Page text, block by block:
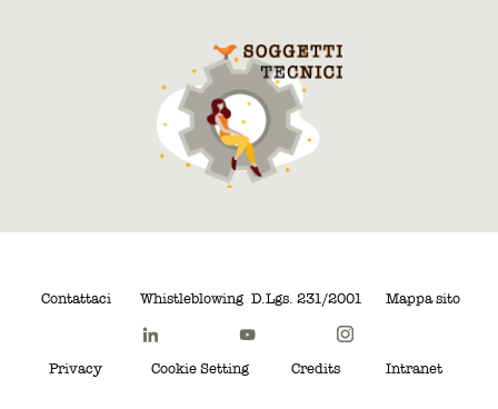
Contattaci Whistleblowing D.Lgs. 231/2001 Mappa sito
Privacy Cookie Setting Credits Intranet